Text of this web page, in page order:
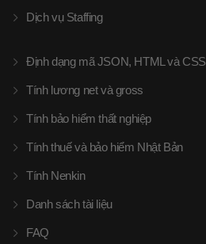
Dịch vụ Staffing
Định dạng mã JSON, HTML và CSS
Tính lương net và gross
Tính bảo hiểm thất nghiệp
Tính thuế và bảo hiểm Nhật Bản
Tính Nenkin
Danh sách tài liệu
FAQ